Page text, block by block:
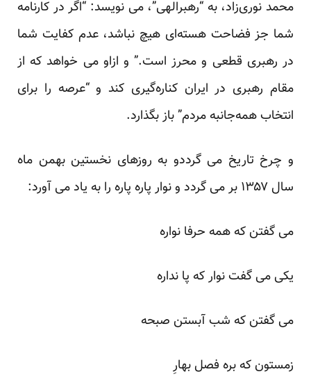
محمد نوری‌زاد، به “رهبرالهی”، می نویسد: “اگر در کارنامه
شما جز فضاحت هسته‌ای هیچ نباشد، عدم کفایت شما
در رهبری قطعی و محرز است.” و ازاو می خواهد که از
مقام رهبری در ایران کناره‌گیری کند و “عرصه را برای
انتخاب همه‌جانبه مردم” باز بگذارد.
و چرخ تاریخ می گرددو به روزهای نخستین بهمن ماه
سال ۱۳۵۷ بر می گردد و
نوار پاره پاره را به یاد می آورد:
می گفتن که همه حرفا نواره
یکی می گفت نوار که پا نداره
می گفتن که شب آبستن صبحه
زمستون که بره فصل بهارِ